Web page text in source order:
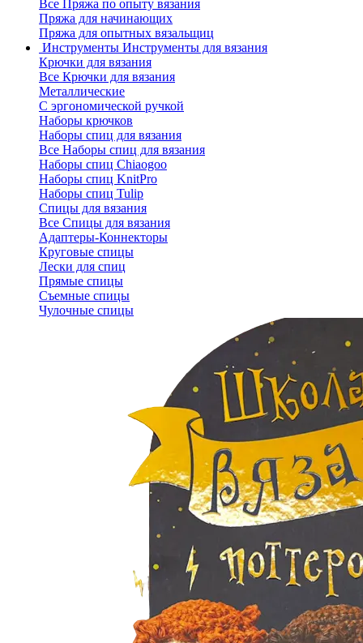
Все Пряжа по опыту вязания
Пряжа для начинающих
Пряжа для опытных вязальщиц
Инструменты Инструменты для вязания
Крючки для вязания
Все Крючки для вязания
Металлические
С эргономической ручкой
Наборы крючков
Наборы спиц для вязания
Все Наборы спиц для вязания
Наборы спиц Chiaogoo
Наборы спиц KnitPro
Наборы спиц Tulip
Спицы для вязания
Все Спицы для вязания
Адаптеры-Коннекторы
Круговые спицы
Лески для спиц
Прямые спицы
Съемные спицы
Чулочные спицы